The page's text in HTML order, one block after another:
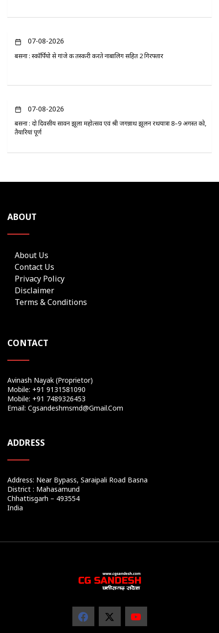
07-08-2026
बसना : स्कॉर्पियो से गांजे की तस्करी करते नाबालिग सहित 2 गिरफ्तार
07-08-2026
बसना : दो दिवसीय सावन झूला महोत्सव एवं श्री जगन्नाथ झूलन रथयात्रा 8–9 अगस्त को,
तैयारियां पूर्ण
ABOUT
About Us
Contact Us
Privacy Policy
Disclaimer
Terms & Conditions
CONTACT
Avinash Nayak (Proprietor)
Mobile: +91 9131581090
Mobile: +91 7489326453
Email: Cgsandeshmsmd@gmail.com
ADDRESS
Address: Near Bypass, Saraipali Road Basna
District : Mahasamund
Chhattisgarh – 493554
India